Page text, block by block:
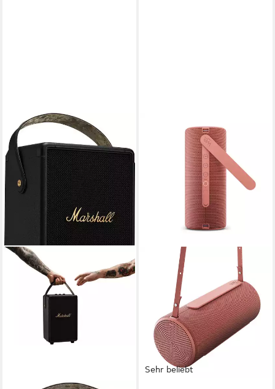
Sehr beliebt